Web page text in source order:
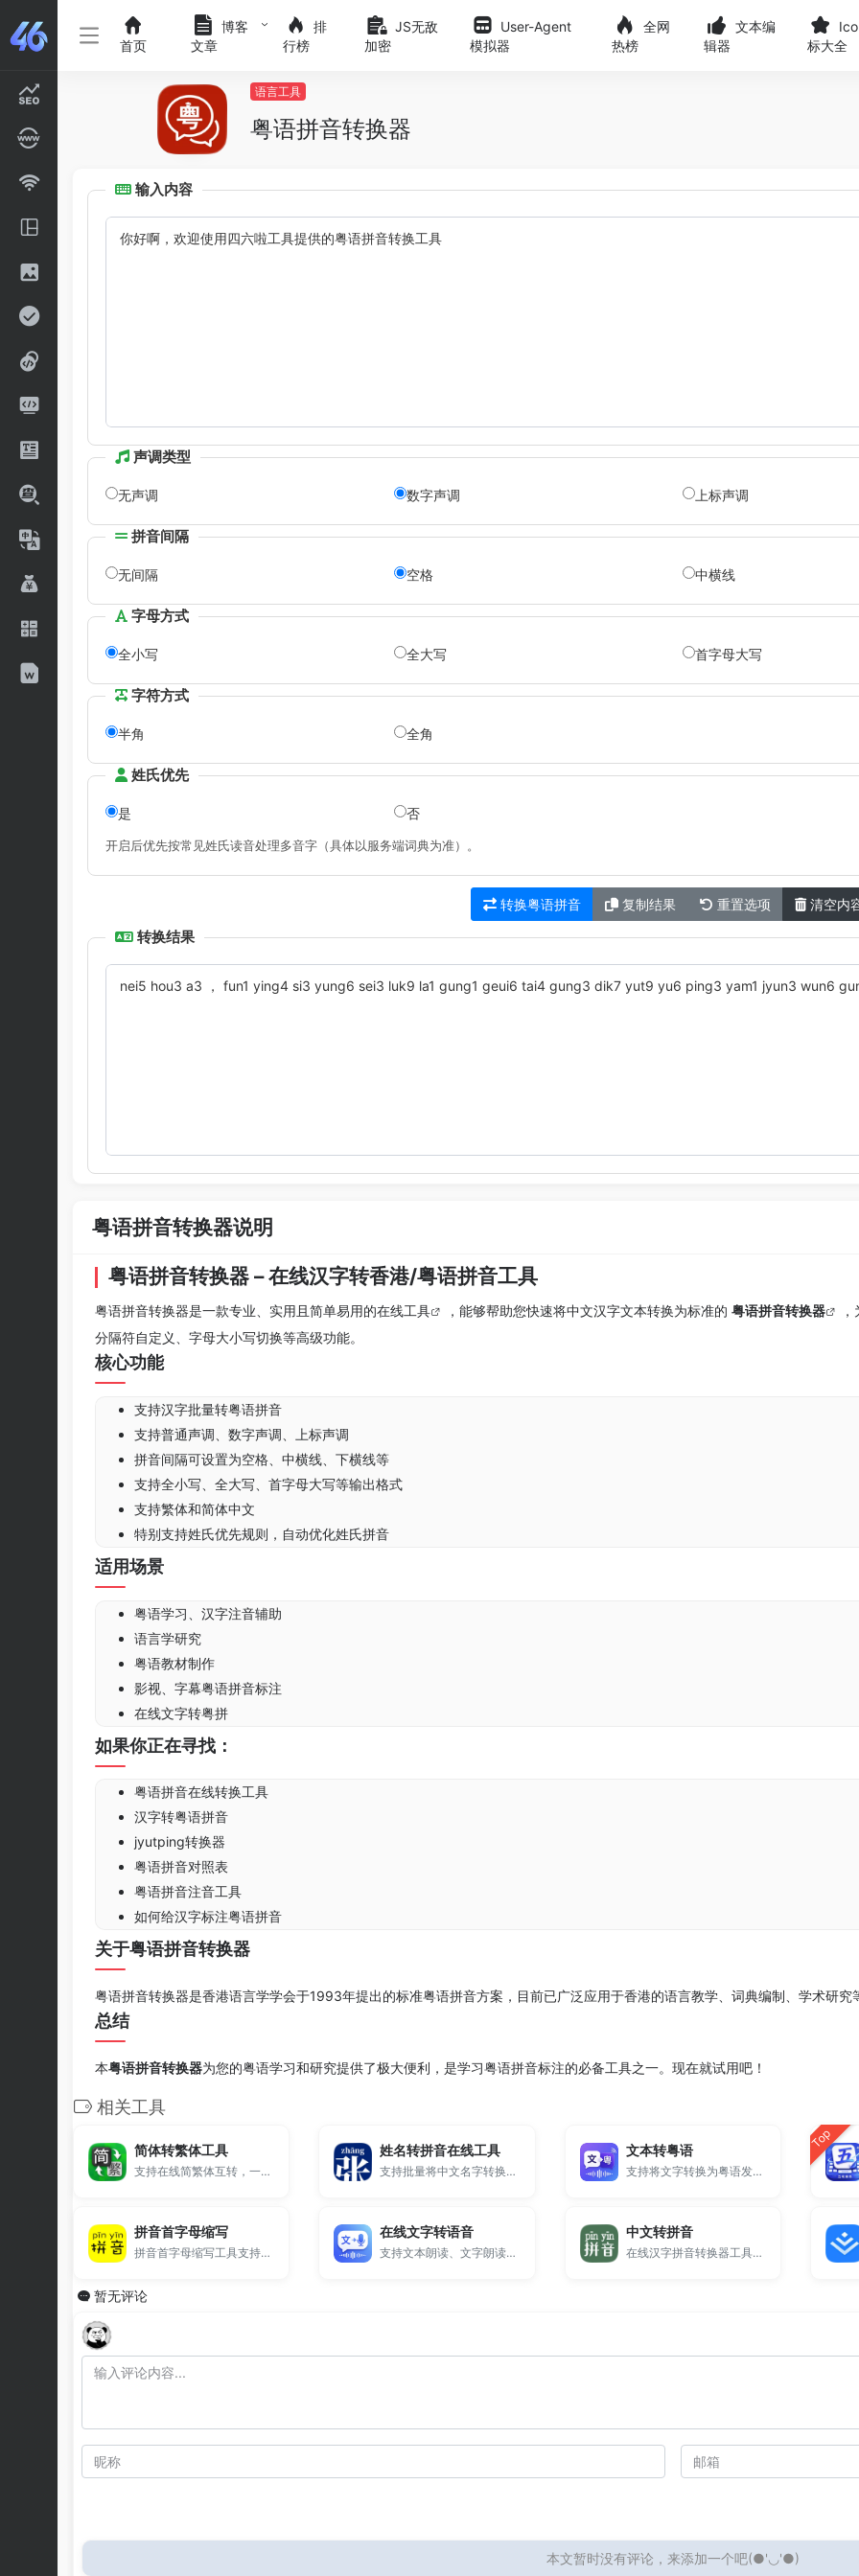
首页
博客
文章
排
行榜
JS无敌
加密
User-Agent
模拟器
全网
热榜
文本编
辑器
标大全
语言工具
粤语拼音转换器
输入内容
声调类型
无声调 数字声调 上标声调
拼音间隔
无间隔 空格 中横线
字母方式
全小写 全大写 首字母大写
字符方式
半角 全角
姓氏优先
是 否
开启后优先按常见姓氏读音处理多音字（具体以服务端词典为准）。
转换粤语拼音 复制结果 重置选项 清空内
转换结果
粤语拼音转换器说明
粤语拼音转换器 – 在线汉字转香港/粤语拼音工具
粤语拼音转换器是一款专业、实用且简单易用的在线工具 ，能够帮助您快速将中文汉字文本转换为标准的 粤语拼音转换器
分隔符自定义、字母大小写切换等高级功能。
核心功能
支持汉字批量转粤语拼音
支持普通声调、数字声调、上标声调
拼音间隔可设置为空格、中横线、下横线等
支持全小写、全大写、首字母大写等输出格式
支持繁体和简体中文
特别支持姓氏优先规则，自动优化姓氏拼音
适用场景
粤语学习、汉字注音辅助
语言学研究
粤语教材制作
影视、字幕粤语拼音标注
在线文字转粤拼
如果你正在寻找：
粤语拼音在线转换工具
汉字转粤语拼音
jyutping转换器
粤语拼音对照表
粤语拼音注音工具
如何给汉字标注粤语拼音
关于粤语拼音转换器
粤语拼音转换器是香港语言学学会于1993年提出的标准粤语拼音方案，目前已广泛应用于香港的语言教学、词典编制、学术研究
总结
本粤语拼音转换器为您的粤语学习和研究提供了极大便利，是学习粤语拼音标注的必备工具之一。现在就试用吧！
相关工具
简体转繁体工具
支持在线简繁体互转，一键完成繁体字转换与简体转繁体操作。
姓名转拼音在线工具
支持批量将中文名字转换为标准拼音格式，提供大小写设置、姓氏位置切换、分隔符自定义等功能，适用于身份证明、签证资料、学生注册、出国申请等姓名拼音转换需求。
文本转粤语
支持将文字转换为粤语发音和广东话语音朗读，无需下载安装即可直接使用。
Top
拼音首字母缩写
拼音首字母缩写工具支持将中文句子或姓名快速转换为拼音首字母，可选择大小写、全角半角及是否保留标点，支持普通话和粤语拼音缩写提取，适用于生成缩写码、姓名简称、目录索引等场景。
在线文字转语音
支持文本朗读、文字朗读与TTS语音合成，无需下载安装即可在线使用。
中文转拼音
在线汉字拼音转换器工具，方便的把中文转换成有普通话拼音注音的格式，还能查询中文生字的拼音。
暂无评论
本文暂时没有评论，来添加一个吧(●'◡'●)